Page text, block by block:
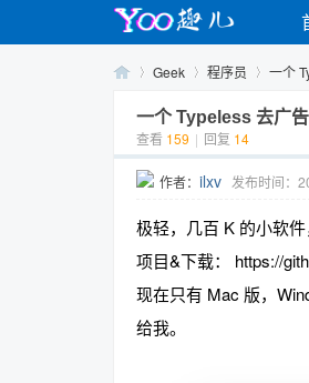
Geek 程序员 一个
一个 Typeless 去广
查看 159 | 回复 14
作者： ilxv 发布时间：
极轻，几百 K 的小软
项目&下载： https://
现在只有 Mac 版，
给我。